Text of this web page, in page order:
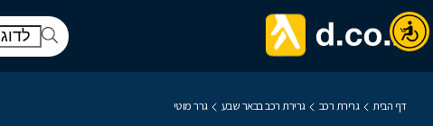
דף הבית גרירת רכב גרירת רכב בבאר שבע גרר מוטי